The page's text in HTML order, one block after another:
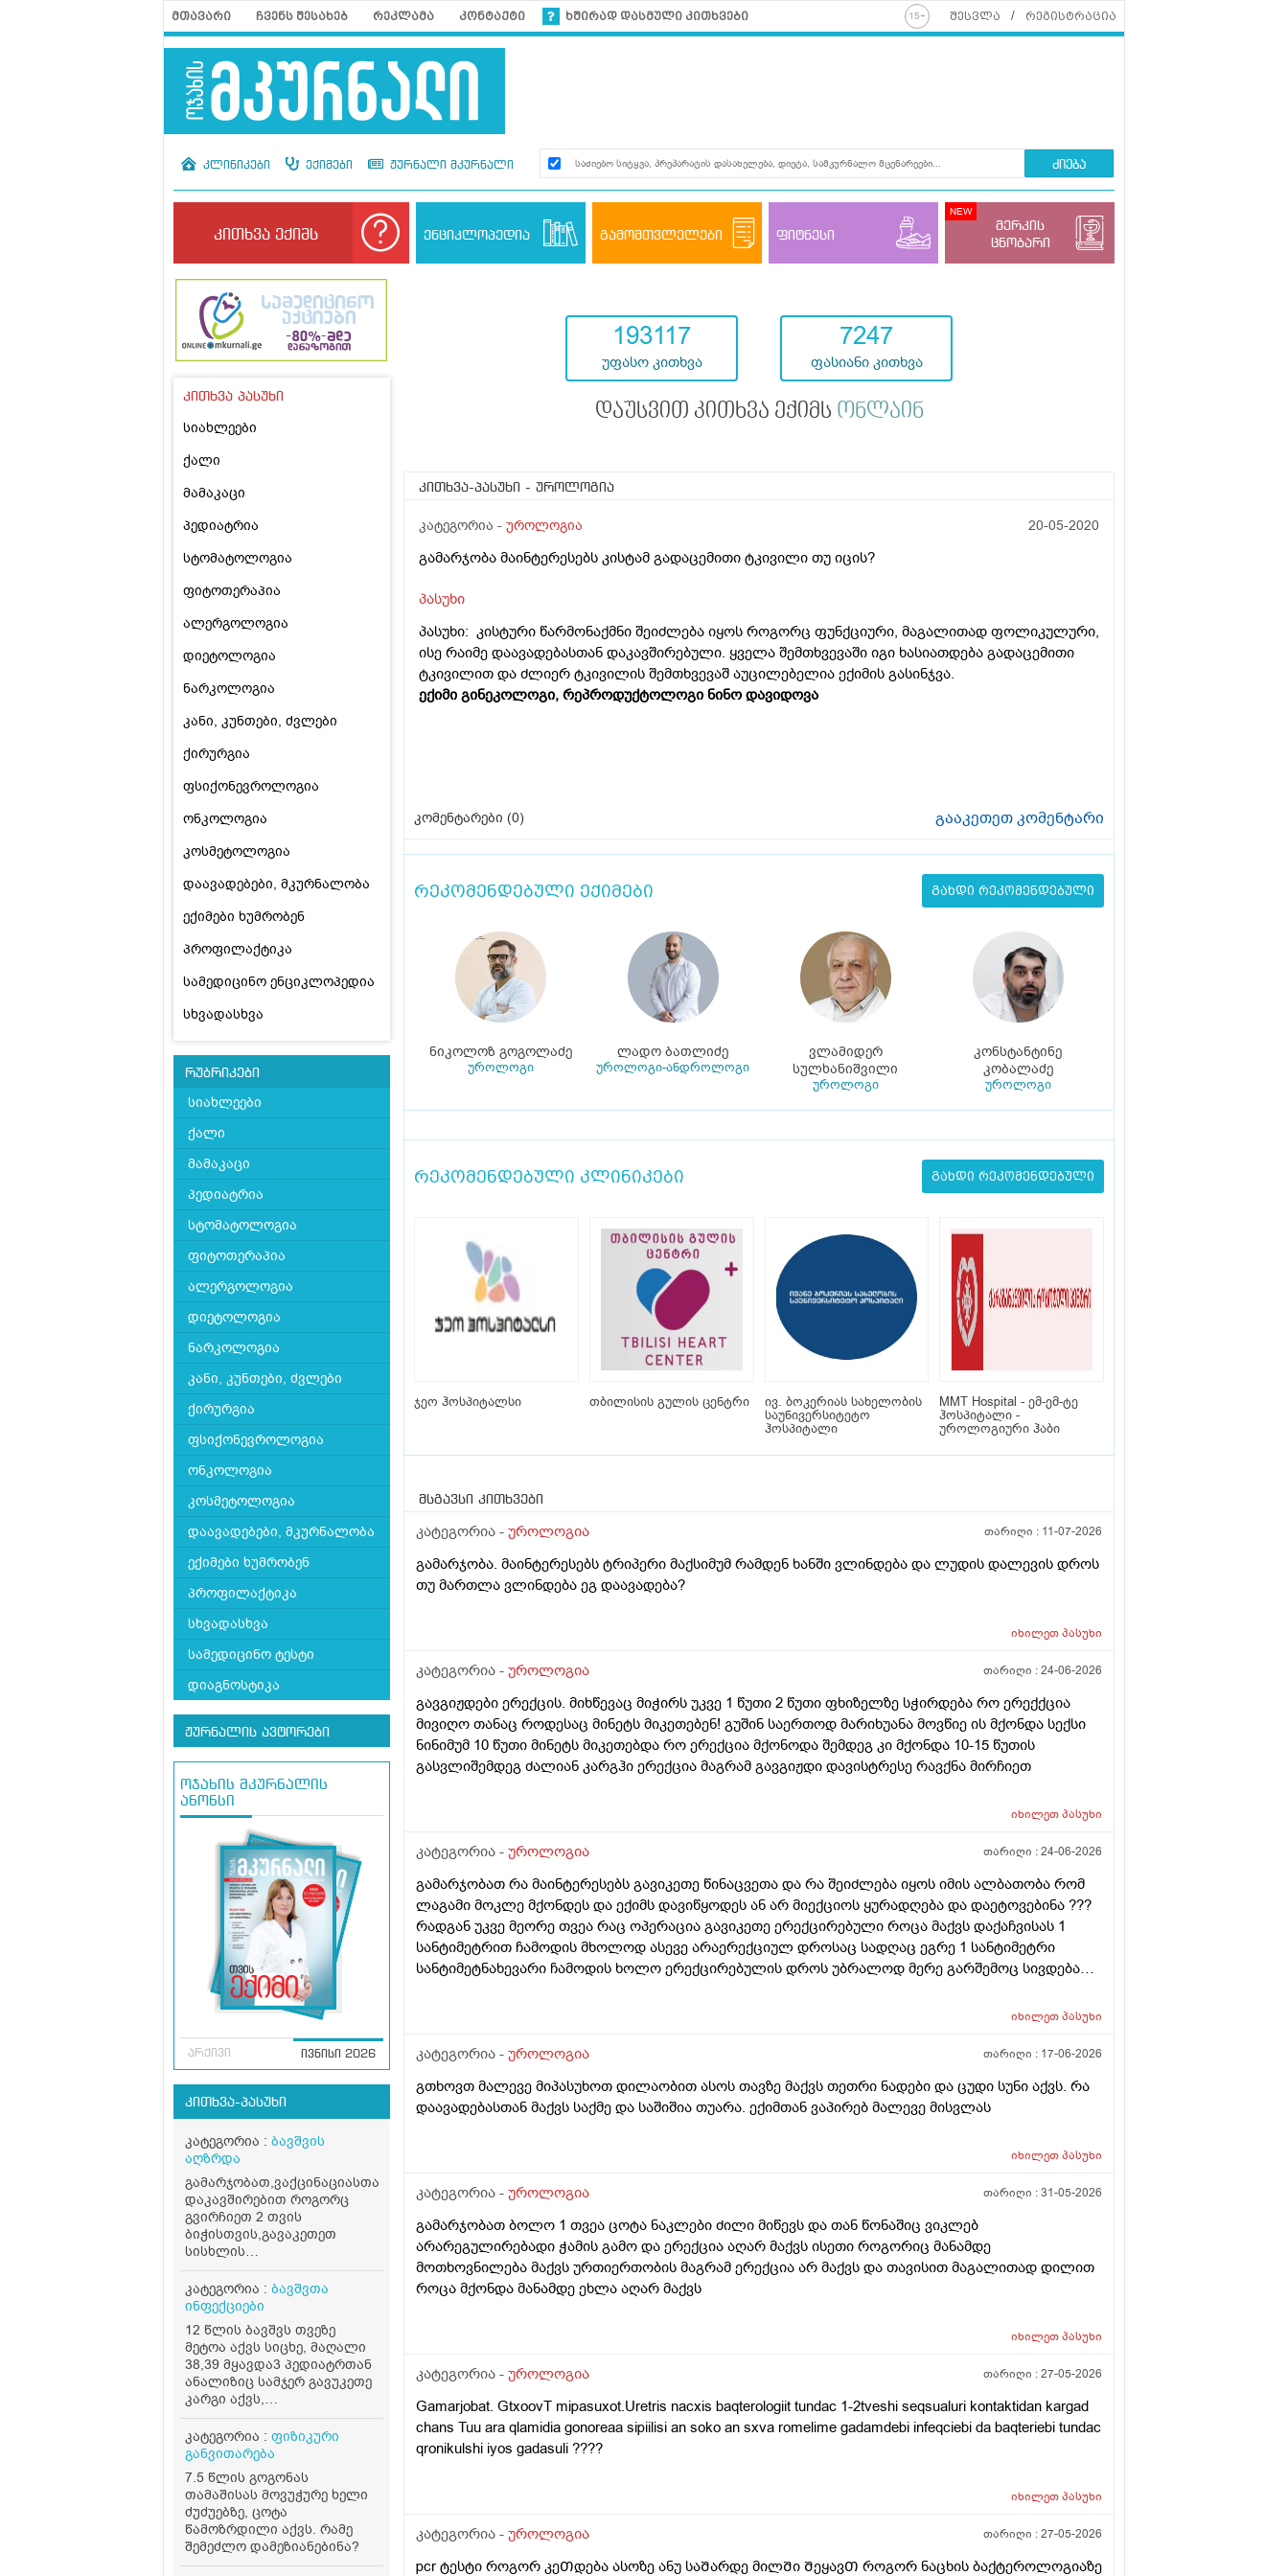
მთავარი ჩვენს შესახებ რეკლამა კონტაქტი ხშირად დასმული კითხვები შესვლა რეგისტრაცია
კლინიკები ექიმები ჟურნალი მკურნალი ძიება
კითხვა ექიმს ენციკლოპედია გამომთვლელები ფიტნესი
მერკის
ცნობარი
კითხვა პასუხი
სიახლეები
ქალი
მამაკაცი
პედიატრია
სტომატოლოგია
ფიტოთერაპია
ალერგოლოგია
დიეტოლოგია
ნარკოლოგია
კანი, კუნთები, ძვლები
ქირურგია
ფსიქონევროლოგია
ონკოლოგია
კოსმეტოლოგია
დაავადებები, მკურნალობა
ექიმები ხუმრობენ
პროფილაქტიკა
სამედიცინო ენციკლოპედია
სხვადასხვა
რუბრიკები
სიახლეები
ქალი
მამაკაცი
პედიატრია
სტომატოლოგია
ფიტოთერაპია
ალერგოლოგია
დიეტოლოგია
ნარკოლოგია
კანი, კუნთები, ძვლები
ქირურგია
ფსიქონევროლოგია
ონკოლოგია
კოსმეტოლოგია
დაავადებები, მკურნალობა
ექიმები ხუმრობენ
პროფილაქტიკა
სხვადასხვა
სამედიცინო ტესტი
დიაგნოსტიკა
ჟურნალის ავტორები
ოჯახის მკურნალის
ანონსი
არქივი ივნისი 2026
კითხვა-პასუხი
კატეგორია : ბავშვის
აღზრდა
გამარჯობათ,ვაქცინაციასთან
დაკავშირებით როგორც
გვირჩიეთ 2 თვის
ბიჭისთვის,გავაკეთეთ
სისხლის
ანალიზი,ლეიკოციტები
11.19 ერითროციტები 3.99
თრომბოციტები 351,სიცხე
37.3 ქონდა,მაგრამ მაინც
სიცხედ ჩათვალა,ყურები
ტკივაო და შეიძლება
ვირუსი ყურიდან
იწყებოდესო,გამოგვიწერა
ოტიპაკსი,მეორე აცრა
გადავდეთ უკვე,არის 2 თბის
და 8 დღის,დაველოდოთ
ერთი კვირა
კიდევო,ანალიზებში
დანარჩენი ნორმაში
იყო,პლიუს კიდევ ასოს ჩუჩა
არ გადადის
საერთოდ,ნემსის
კატეგორია : ბავშვთა
ინფექციები
12 წლის ბავშვს თვეზე
მეტოა აქვს სიცხე, მაღალი
38,39 მყავდა3 პედიატრთან
ანალიზიც სამჯერ გავუკეთე
კარგი აქვს,
მონონუკლეოზიც არ
დაუდასტურდა, 7 დღიანი
ანტიბიოტიკის მერე თითქოს
ქონდა, მერე ისევ ხან აქვს
ხან არა, თავი სტკივა
მარტო, გარედან ცხელი არ
არის პირიქით ცივია ფეხს
ვუთბობ, ისე ცივა. დამისვეს
ვითომ ფსიქოგენური
კატეგორია : ფიზიკური
განვითარება
7.5 წლის გოგონას
თამაშისას მოვუჭურე ხელი
ძუძუებზე, ცოტა
წამოზრდილი აქვს. რამე
შემეძლო დამეზიანებინა?
193117
უფასო კითხვა
7247
ფასიანი კითხვა
დაუსვით კითხვა ექიმს ონლაინ
კითხვა-პასუხი - უროლოგია
კატეგორია - უროლოგია 20-05-2020
გამარჯობა მაინტერესებს კისტამ გადაცემითი ტკივილი თუ იცის?
პასუხი
პასუხი: კისტური წარმონაქმნი შეიძლება იყოს როგორც ფუნქციური, მაგალითად ფოლიკულური,
ისე რაიმე დაავადებასთან დაკავშირებული. ყველა შემთხვევაში იგი ხასიათდება გადაცემითი
ტკივილით და ძლიერ ტკივილის შემთხვევაშ აუცილებელია ექიმის გასინჯვა.
ექიმი გინეკოლოგი, რეპროდუქტოლოგი ნინო დავიდოვა
კომენტარები (0) გააკეთეთ კომენტარი
რეკომენდებული ექიმები გახდი რეკომენდებული
ნიკოლოზ გოგოლაძე
უროლოგი
ლადო ბათლიძე
უროლოგი-ანდროლოგი
ვლამიდერ
სულხანიშვილი
უროლოგი
კონსტანტინე
კობალაძე
უროლოგი
რეკომენდებული კლინიკები გახდი რეკომენდებული
ჯეო ჰოსპიტალსი თბილისის გულის ცენტრი
ივ. ბოკერიას სახელობის
საუნივერსიტეტო
ჰოსპიტალი
MMT Hospital - ემ-ემ-ტე
ჰოსპიტალი -
უროლოგიური ჰაბი
მსგავსი კითხვები
კატეგორია - უროლოგია თარიღი : 11-07-2026
გამარჯობა. მაინტერესებს ტრიპერი მაქსიმუმ რამდენ ხანში ვლინდება და ლუდის დალევის დროს
თუ მართლა ვლინდება ეგ დაავადება?
იხილეთპასუხი
კატეგორია - უროლოგია თარიღი :24-06-2026
გავგიჟდები ერექცის. მიხწევაც მიჭირს უკვე 1 წუთი 2 წუთი ფხიზელზე სჭირდება რო ერექქცია
მივიღო თანაც როდესაც მინეტს მიკეთებენ! გუშინ საერთოდ მარიხუანა მოვწიე ის მქონდა სექსი
ნინიმუმ 10 წუთი მინეტს მიკეთებდა რო ერექცია მქონოდა შემდეგ კი მქონდა 10-15 წუთის
გასვლიშემდეგ ძალიან კარგჰი ერექცია მაგრამ გავგიჟდი დავისტრესე რავქნა მირჩიეთ
იხილეთპასუხი
კატეგორია - უროლოგია თარიღი :24-06-2026
გამარჯობათ რა მაინტერესებს გავიკეთე წინაცვეთა და რა შეიძლება იყოს იმის ალბათობა რომ
ლაგამი მოკლე მქონდეს და ექიმს დავიწყოდეს ან არ მიექციოს ყურადღება და დაეტოვებინა ???
რადგან უკვე მეორე თვეა რაც ოპერაცია გავიკეთე ერექცირებული როცა მაქვს დაქაჩვისას 1
სანტიმეტრით ჩამოდის მხოლოდ ასევე არაერექციულ დროსაც სადღაც ეგრე 1 სანტიმეტრი
სანტიმეტნახევარი ჩამოდის ხოლო ერექცირებულის დროს უბრალოდ მერე გარშემოც სივდება
იხილეთპასუხი
კატეგორია - უროლოგია თარიღი : 17-06-2026
გთხოვთ მალევე მიპასუხოთ დილაობით ასოს თავზე მაქვს თეთრი ნადები და ცუდი სუნი აქვს. რა
დაავადებასთან მაქვს საქმე და საშიშია თუარა. ექიმთან ვაპირებ მალევე მისვლას
იხილეთპასუხი
კატეგორია - უროლოგია თარიღი :31-05-2026
გამარჯობათ ბოლო 1 თვეა ცოტა ნაკლები ძილი მიწევს და თან წონაშიც ვიკლებ
არარეგულირებადი ჭამის გამო და ერექცია აღარ მაქვს ისეთი როგორიც მანამდე
მოთხოვნილება მაქვს ურთიერთობის მაგრამ ერექცია არ მაქვს და თავისით მაგალითად დილით
როცა მქონდა მანამდე ეხლა აღარ მაქვს
იხილეთპასუხი
კატეგორია - უროლოგია თარიღი :27-05-2026
Gamarjobat. GtxoovT mipasuxot.Uretris nacxis baqterologiit tundac 1-2tveshi seqsualuri kontaktidan kargad
chans Tuu ara qlamidia gonoreaa sipiilisi an soko an sxva romelime gadamdebi infeqciebi da baqteriebi tundac
qronikulshi iyos gadasuli ????
იხილეთპასუხი
კატეგორია - უროლოგია თარიღი :27-05-2026
pcr ტესტი როგორ კეᲗდება ასოზე ანუ საᲨარდე მილᲨი ᲨეყავᲗ როგორ ნაცხის ბაქტეროლოგიაზე